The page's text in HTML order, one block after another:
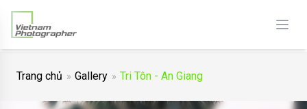
Trang chủ Gallery Tri Tôn - An Giang